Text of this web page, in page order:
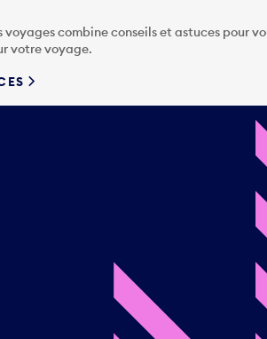
combine conseils et astuces pour
votre voyage.